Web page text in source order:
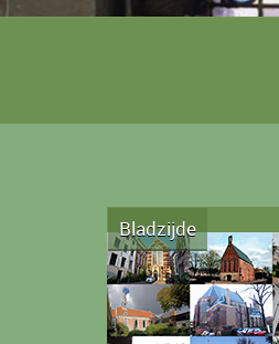
Bladzijde